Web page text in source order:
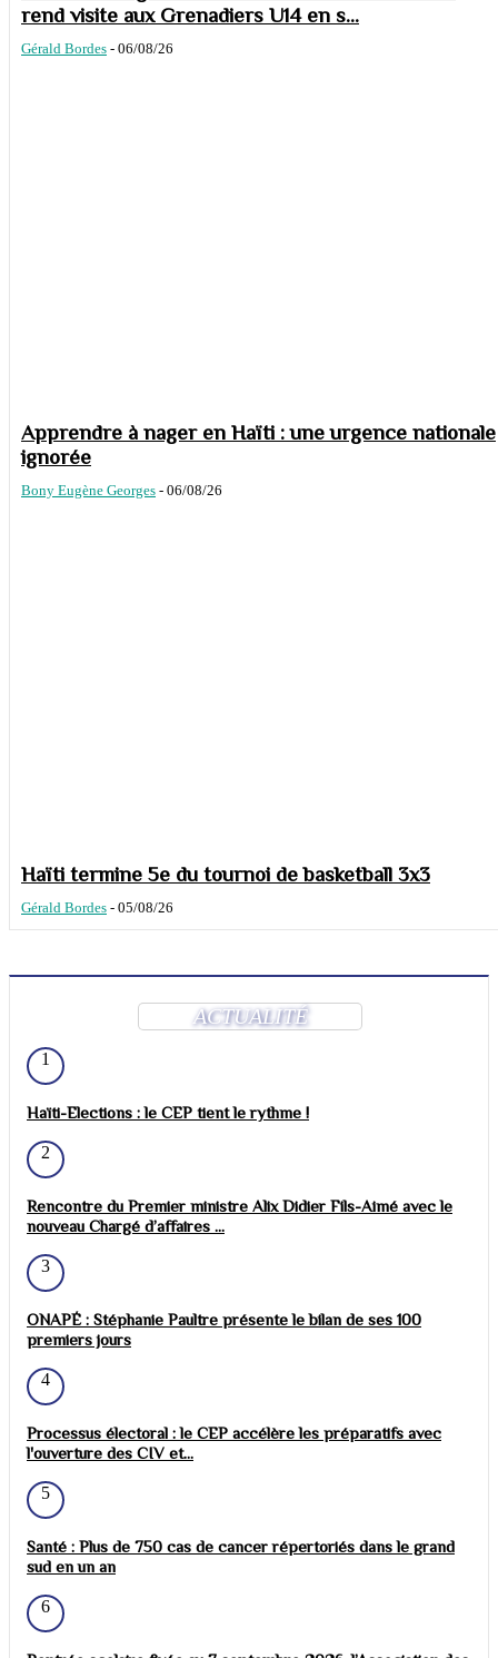
rend visite aux Grenadiers U14 en s...
Gérald Bordes - 06/08/26
Apprendre à nager en Haïti : une urgence nationale
ignorée
Bony Eugène Georges - 06/08/26
Haïti termine 5e du tournoi de basketball 3x3
Gérald Bordes - 05/08/26
ACTUALITÉ
1
Haïti-Elections : le CEP tient le rythme !
2
Rencontre du Premier ministre Alix Didier Fils-Aimé avec le
nouveau Chargé d’affaires ...
3
ONAPÉ : Stéphanie Paultre présente le bilan de ses 100
premiers jours
4
Processus électoral : le CEP accélère les préparatifs avec
l'ouverture des CIV et...
5
Santé : Plus de 750 cas de cancer répertoriés dans le grand
sud en un an
6